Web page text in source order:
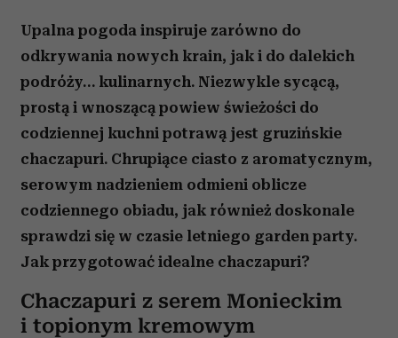
Upalna pogoda inspiruje zarówno do
odkrywania nowych krain, jak i do dalekich
podróży… kulinarnych. Niezwykle sycącą,
prostą i wnoszącą powiew świeżości do
codziennej kuchni potrawą jest gruzińskie
chaczapuri. Chrupiące ciasto z aromatycznym,
serowym nadzieniem odmieni oblicze
codziennego obiadu, jak również doskonale
sprawdzi się w czasie letniego garden party.
Jak przygotować idealne chaczapuri?
Chaczapuri z serem Monieckim
i topionym kremowym